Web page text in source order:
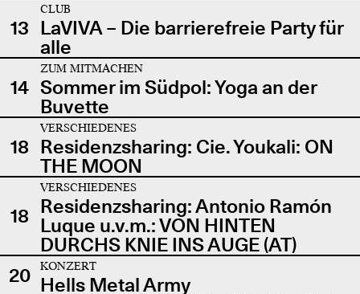
13
CLUB
LaVIVA – Die barrierefreie Party für
alle
14
ZUM MITMACHEN
Sommer im Südpol: Yoga an der
Buvette
18
VERSCHIEDENES
Residenzsharing: Cie. Youkali: ON
THE MOON
18
VERSCHIEDENES
Residenzsharing: Antonio Ramón
Luque u.v.m.: VON HINTEN
DURCHS KNIE INS AUGE (AT)
20
KONZERT
Hells Metal Army